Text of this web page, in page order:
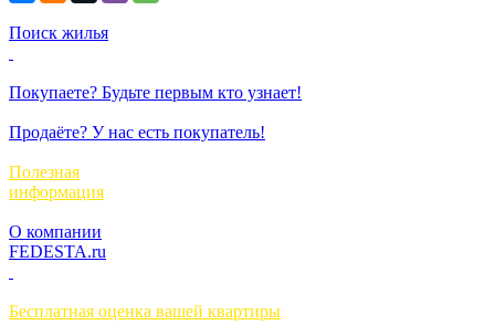
Поиск жилья
Покупаете? Будьте первым кто узнает!
Продаёте? У нас есть покупатель!
Полезная
информация
О компании
FEDESTA.ru
Бесплатная оценка вашей квартиры